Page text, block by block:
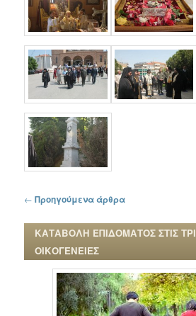
Πλοήγηση στα άρθρα
← Προηγούμενα άρθρα
ΚΑΤΑΒΟΛΗ ΕΠΙΔΟΜΑΤΟΣ ΣΤΙΣ
ΟΙΚΟΓΕΝΕΙΕΣ